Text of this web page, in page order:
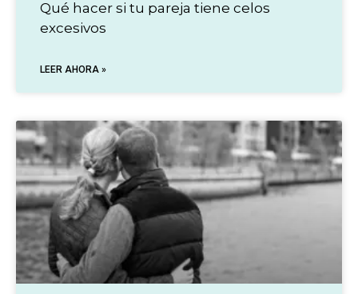
Qué hacer si tu pareja tiene celos
excesivos
LEER AHORA »